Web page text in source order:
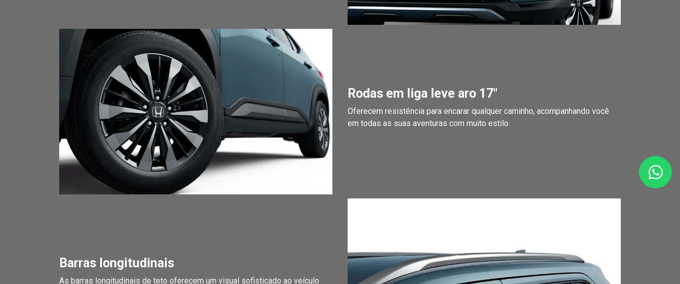
Rodas em liga leve aro 17"
Oferecem resistência para encarar qualquer caminho, acompanhando você
em todas as suas aventuras com muito estilo.
Barras longitudinais
As barras longitudinais de teto oferecem um visual sofisticado ao veículo